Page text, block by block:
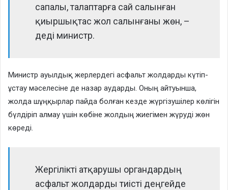
сапалы, талаптарға сай салынған
қиыршықтас жол салынғаны жөн, –
деді министр.
Министр ауылдық жерлердегі асфальт жолдарды күтіп-
ұстау мәселесіне де назар аударды. Оның айтуынша,
жолда шұңқырлар пайда болған кезде жүргізушілер көлігін
бүлдіріп алмау үшін көбіне жолдың жиегімен жүруді жөн
көреді.
Жергілікті атқарушы органдардың
асфальт жолдарды тиісті деңгейде